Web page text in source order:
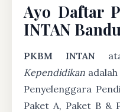
Ayo Daftar
INTAN
PKBM INTAN
Kependidikan
Penyelenggara
Paket A, Paket B &